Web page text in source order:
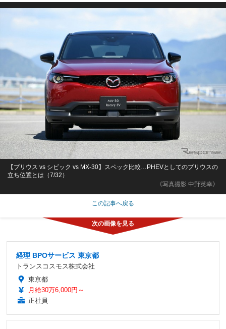
《写真撮影 中野英幸》
【プリウス vs シビック vs MX-30】スペック比較…PHEVとしてのプリウスの
立ち位置とは（7/32）
この記事へ戻る
経理 BPOサービス 東京都
トランスコスモス株式会社
東京都
月給30万6,000円～
正社員